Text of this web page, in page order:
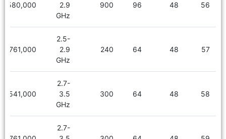
56
48
96
900
2.9
GHz
8,580,000
57
48
64
240
2.5-
2.9
GHz
7,761,000
58
48
64
300
2.7-
3.5
GHz
8,541,000
2.7-